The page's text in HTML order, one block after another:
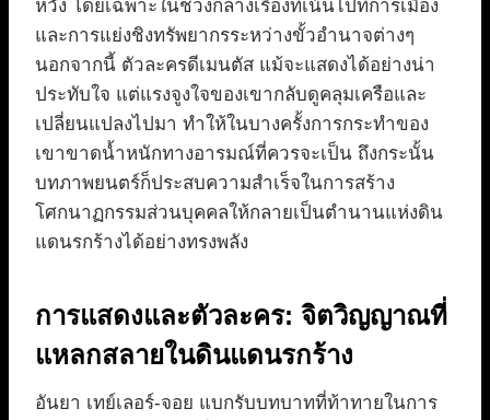
หวัง โดยเฉพาะในช่วงกลางเรื่องที่เน้นไปที่การเมือง
และการแย่งชิงทรัพยากรระหว่างขั้วอำนาจต่างๆ
นอกจากนี้ ตัวละครดีเมนตัส แม้จะแสดงได้อย่างน่า
ประทับใจ แต่แรงจูงใจของเขากลับดูคลุมเครือและ
เปลี่ยนแปลงไปมา ทำให้ในบางครั้งการกระทำของ
เขาขาดน้ำหนักทางอารมณ์ที่ควรจะเป็น ถึงกระนั้น
บทภาพยนตร์ก็ประสบความสำเร็จในการสร้าง
โศกนาฏกรรมส่วนบุคคลให้กลายเป็นตำนานแห่งดิน
แดนรกร้างได้อย่างทรงพลัง
การแสดงและตัวละคร: จิตวิญญาณที่
แหลกสลายในดินแดนรกร้าง
อันยา เทย์เลอร์-จอย แบกรับบทบาทที่ท้าทายในการ